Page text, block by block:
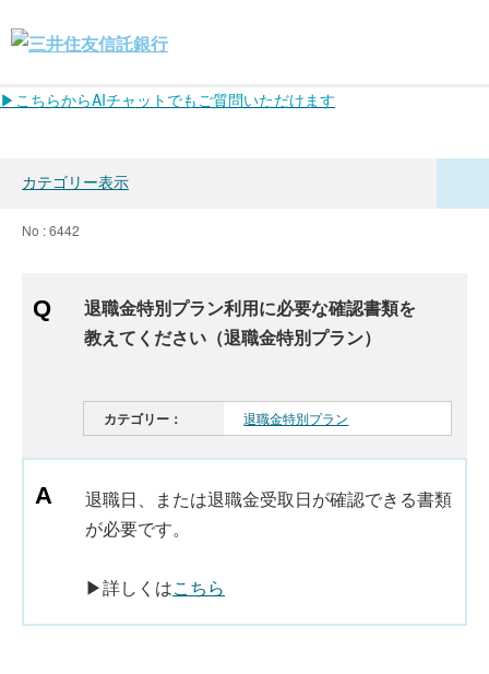
▶こちらからAIチャットでもご質問いただけます
カテゴリー表示
No : 6442
退職金特別プラン利用に必要な確認書類を
教えてください（退職金特別プラン）
カテゴリー： 退職金特別プラン
退職日、または退職金受取日が確認できる書類
が必要です。
▶詳しくはこちら